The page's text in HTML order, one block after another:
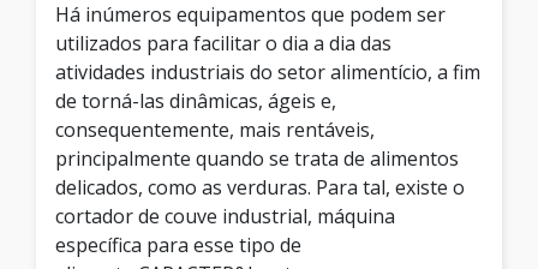
Há inúmeros equipamentos que podem ser
utilizados para facilitar o dia a dia das
atividades industriais do setor alimentício, a fim
de torná-las dinâmicas, ágeis e,
consequentemente, mais rentáveis,
principalmente quando se trata de alimentos
delicados, como as verduras. Para tal, existe o
cortador de couve industrial, máquina
específica para esse tipo de